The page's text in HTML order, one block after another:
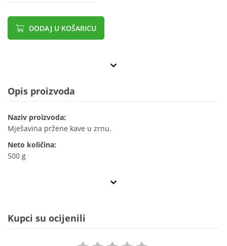
DODAJ U KOŠARICU
Opis proizvoda
Naziv proizvoda:
Mješavina pržene kave u zrnu.
Neto količina:
500 g
Kupci su ocijenili